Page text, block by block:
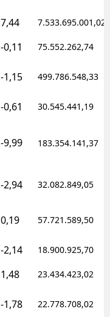
7,44 7.533.695.001,02
-0,11 75.552.262,74
-1,15 499.786.548,33
-0,61 30.545.441,19
-9,99 183.354.141,37
-2,94 32.082.849,05
0,19 57.721.589,50
-2,14 18.900.925,70
1,48 23.434.423,02
-1,78 22.778.708,02